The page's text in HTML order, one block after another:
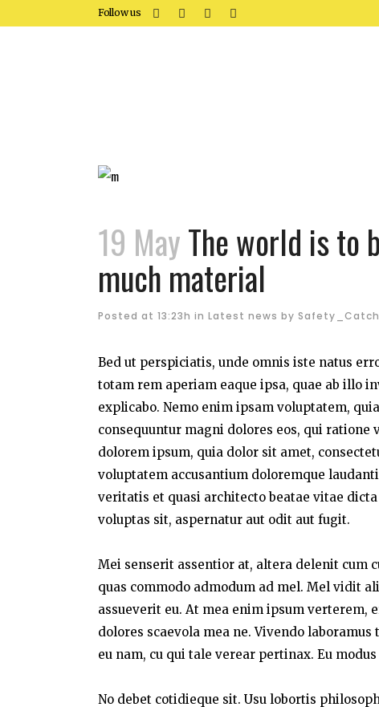
Follow us
19 MayThe world is to
much material
Posted at 13:23h in Latest news by Safety_Catch
Bed ut perspiciatis, unde omnis iste natus
totam rem aperiam eaque ipsa, quae ab illo
explicabo. Nemo enim ipsam voluptatem,
consequuntur magni dolores eos, qui
dolorem ipsum, quia dolor sit amet,
voluptatem accusantium doloremque
veritatis et quasi architecto beatae vitae
voluptas sit, aspernatur aut odit aut fugit.
Mei senserit assentior at, altera delenit cum
quas commodo admodum ad mel. Mel vidit
assueverit eu. At mea enim ipsum
dolores scaevola mea ne. Vivendo
eu nam, cu qui tale verear pertinax. Eu
No debet cotidieque sit. Usu lobortis